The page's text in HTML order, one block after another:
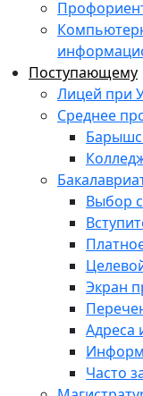
Поступающему
Лицей при
Среднее
Выбор
Экран
Адреса
Часто